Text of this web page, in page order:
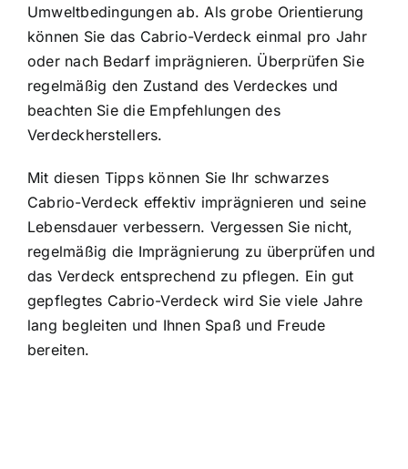
Umweltbedingungen ab. Als grobe Orientierung
können Sie das Cabrio-Verdeck einmal pro Jahr
oder nach Bedarf imprägnieren. Überprüfen Sie
regelmäßig den Zustand des Verdeckes und
beachten Sie die Empfehlungen des
Verdeckherstellers.
Mit diesen Tipps können Sie Ihr schwarzes
Cabrio-Verdeck effektiv imprägnieren und seine
Lebensdauer verbessern. Vergessen Sie nicht,
regelmäßig die Imprägnierung zu überprüfen und
das Verdeck entsprechend zu pflegen. Ein gut
gepflegtes Cabrio-Verdeck wird Sie viele Jahre
lang begleiten und Ihnen Spaß und Freude
bereiten.